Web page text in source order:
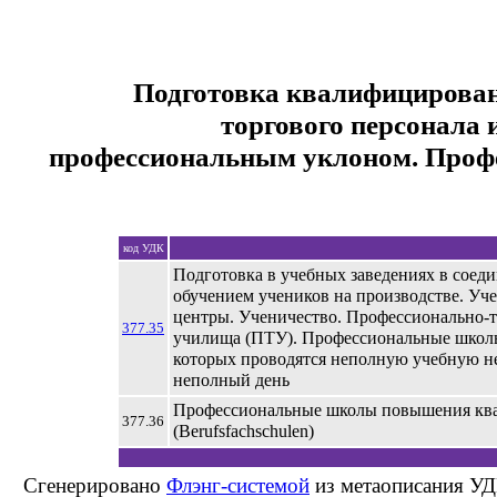
Подготовка
торгового
профессиональным уклоном.
код УДК
377.35
Подготовка в учебных заведениях в
обучением учеников на производстве.
центры. Ученичество. Профессионально-
училища (ПТУ). Профессиональные
которых проводятся неполную учебную
неполный день
377.36
Профессиональные школы повышения
(Berufsfachschulen)
Сгенерировано Флэнг-системой из метаописания